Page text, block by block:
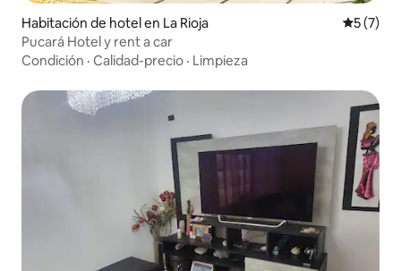
Habitación de hotel en La Rioja
5 (7)
Pucará Hotel y rent a car
Condición · Calidad-precio · Limpieza